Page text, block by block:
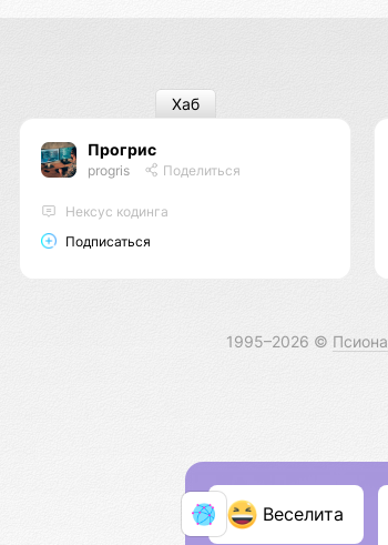
Прогрис
progris Поделиться
Нексус кодинга
Подписаться
Хаб
1995–2026 © Псиона
Веселита